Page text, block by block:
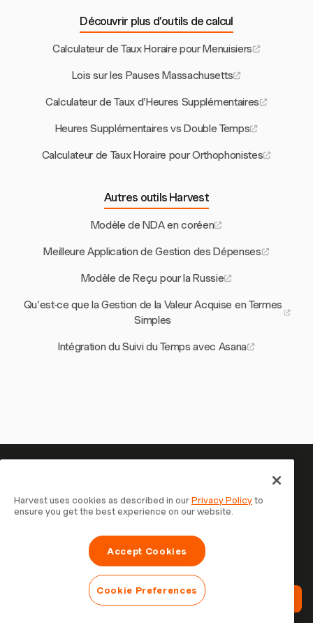
Découvrir plus d’outils de calcul
Calculateur de Taux Horaire pour Menuisiers
Lois sur les Pauses Massachusetts
Calculateur de Taux d'Heures Supplémentaires
Heures Supplémentaires vs Double Temps
Calculateur de Taux Horaire pour Orthophonistes
Autres outils Harvest
Modèle de NDA en coréen
Meilleure Application de Gestion des Dépenses
Modèle de Reçu pour la Russie
Qu'est-ce que la Gestion de la Valeur Acquise en Termes
Simples
Intégration du Suivi du Temps avec Asana
Votre temps mérite d'être suivi
— commencez maintenant
Rejoignez plus de 70 000 entreprises qui suivent leur
temps, facturent leurs clients et sont payées plus
rapidement avec Harvest. Essai gratuit, 30 secondes
Essayez Harvest Gratuitement
Harvest uses cookies as described in ourPrivacy Policyto
ensure you get the best experience on our website.
Accept Cookies
Cookie Preferences